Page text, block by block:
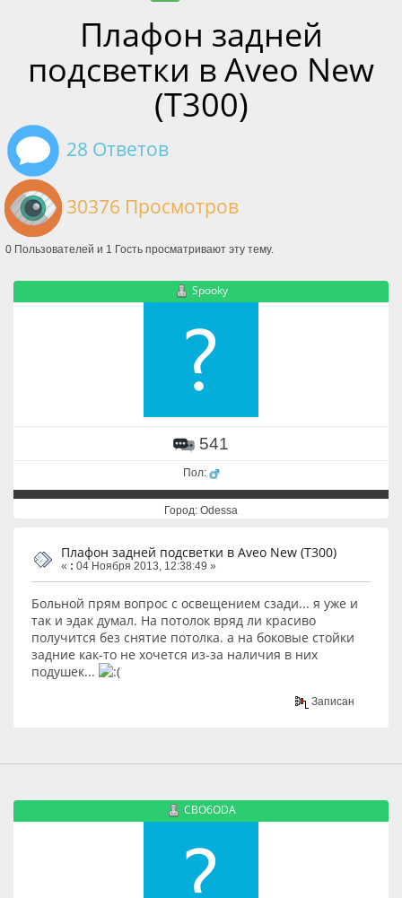
Плафон задней
подсветки в Aveo New
(T300)
28 Ответов
30376 Просмотров
0 Пользователей и 1 Гость просматривают эту тему.
Spooky
541
Пол:
Город: Odessa
Плафон задней подсветки в Aveo New (T300)
« : 04 Ноября 2013, 12:38:49 »
Больной прям вопрос с освещением сзади... я уже и
так и эдак думал. На потолок вряд ли красиво
получится без снятие потолка. а на боковые стойки
задние как-то не хочется из-за наличия в них
подушек...
Записан
CBO6ODA